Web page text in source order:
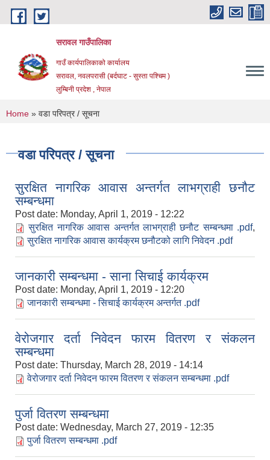
Skip to main content
सरावल गाउँपालिका
गाउँ कार्यपालिकाको कार्यालय
सरावल, नवलपरासी (बर्दघाट - सुस्ता पश्चिम )
लुम्बिनी प्रदेश , नेपाल
You are here
Home » वडा परिपत्र / सूचना
वडा परिपत्र / सूचना
सुरक्षित नागरिक आवास अन्तर्गत लाभग्राही छनौट
सम्बन्धमा
Post date: Monday, April 1, 2019 - 12:22
सुरक्षित नागरिक आवास अन्तर्गत लाभग्राही छनौट सम्बन्धमा .pdf,
सुरक्षित नागरिक आवास कार्यक्रम छनौटको लागि निवेदन .pdf
जानकारी सम्बन्धमा - साना सिचाई कार्यक्रम
Post date: Monday, April 1, 2019 - 12:20
जानकारी सम्बन्धमा - सिचाई कार्यक्रम अन्तर्गत .pdf
वेरोजगार दर्ता निवेदन फारम वितरण र संकलन
सम्बन्धमा
Post date: Thursday, March 28, 2019 - 14:14
वेरोजगार दर्ता निवेदन फारम वितरण र संकलन सम्बन्धमा .pdf
पुर्जा वितरण सम्बन्धमा
Post date: Wednesday, March 27, 2019 - 12:35
पुर्जा वितरण सम्बन्धमा .pdf